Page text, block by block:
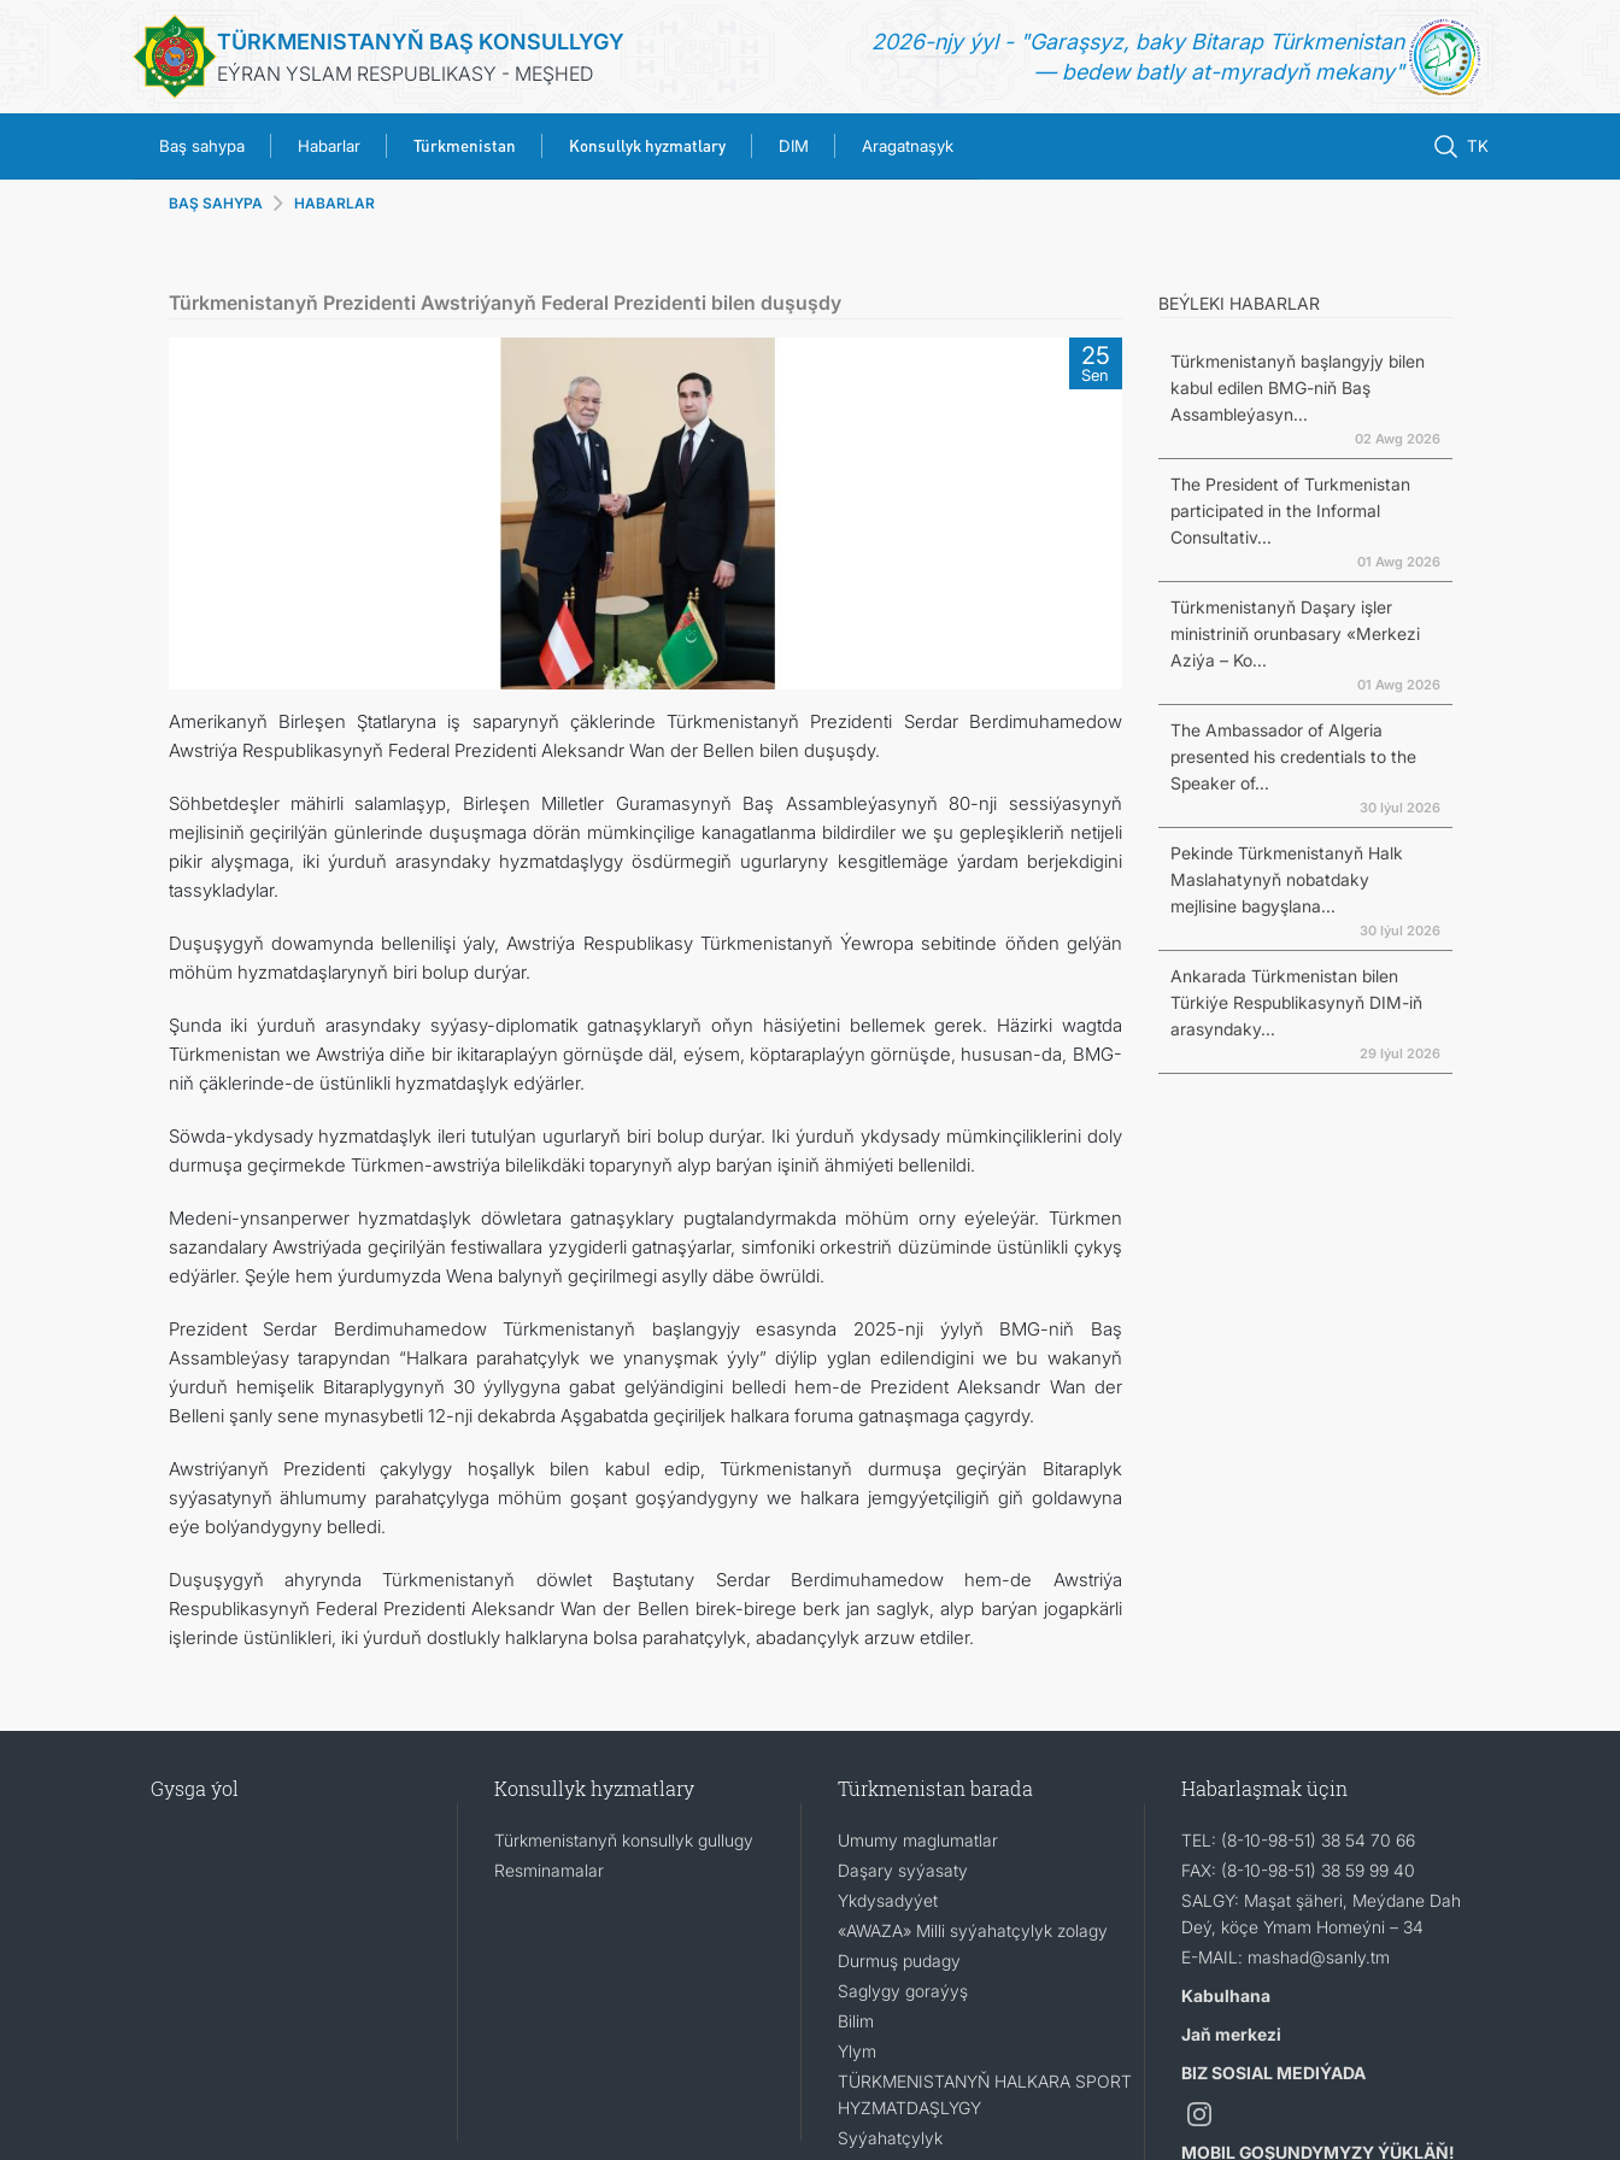
TÜRKMENISTANYŇ BAŞ KONSULLYGY
EÝRAN YSLAM RESPUBLIKASY - MEŞHED
2026-njy ýyl - "Garaşsyz, baky Bitarap Türkmenistan
— bedew batly at-myradyň mekany"
Baş sahypa Habarlar Türkmenistan Konsullyk hyzmatlary DIM Aragatnaşyk TK
TÜRKMENISTAN
KONSULLYK HYZMATLARY
BAŞ SAHYPA HABARLAR
Türkmenistanyň Prezidenti Awstriýanyň Federal Prezidenti bilen duşuşdy
25
Sen
Amerikanyň Birleşen Ştatlaryna iş saparynyň çäklerinde Türkmenistanyň Prezidenti Serdar Berdimuhamedow
Awstriýa Respublikasynyň Federal Prezidenti Aleksandr Wan der Bellen bilen duşuşdy.
Söhbetdeşler mähirli salamlaşyp, Birleşen Milletler Guramasynyň Baş Assambleýasynyň 80-nji sessiýasynyň
mejlisiniň geçirilýän günlerinde duşuşmaga dörän mümkinçilige kanagatlanma bildirdiler we şu gepleşikleriň netijeli
pikir alyşmaga, iki ýurduň arasyndaky hyzmatdaşlygy ösdürmegiň ugurlaryny kesgitlemäge ýardam berjekdigini
tassykladylar.
Duşuşygyň dowamynda bellenilişi ýaly, Awstriýa Respublikasy Türkmenistanyň Ýewropa sebitinde öňden gelýän
möhüm hyzmatdaşlarynyň biri bolup durýar.
Şunda iki ýurduň arasyndaky syýasy-diplomatik gatnaşyklaryň oňyn häsiýetini bellemek gerek. Häzirki wagtda
Türkmenistan we Awstriýa diňe bir ikitaraplaýyn görnüşde däl, eýsem, köptaraplaýyn görnüşde, hususan-da, BMG-
niň çäklerinde-de üstünlikli hyzmatdaşlyk edýärler.
Söwda-ykdysady hyzmatdaşlyk ileri tutulýan ugurlaryň biri bolup durýar. Iki ýurduň ykdysady mümkinçiliklerini doly
durmuşa geçirmekde Türkmen-awstriýa bilelikdäki toparynyň alyp barýan işiniň ähmiýeti bellenildi.
Medeni-ynsanperwer hyzmatdaşlyk döwletara gatnaşyklary pugtalandyrmakda möhüm orny eýeleýär. Türkmen
sazandalary Awstriýada geçirilýän festiwallara yzygiderli gatnaşýarlar, simfoniki orkestriň düzüminde üstünlikli çykyş
edýärler. Şeýle hem ýurdumyzda Wena balynyň geçirilmegi asylly däbe öwrüldi.
Prezident Serdar Berdimuhamedow Türkmenistanyň başlangyjy esasynda 2025-nji ýylyň BMG-niň Baş
Assambleýasy tarapyndan “Halkara parahatçylyk we ynanyşmak ýyly” diýlip yglan edilendigini we bu wakanyň
ýurduň hemişelik Bitaraplygynyň 30 ýyllygyna gabat gelýändigini belledi hem-de Prezident Aleksandr Wan der
Belleni şanly sene mynasybetli 12-nji dekabrda Aşgabatda geçiriljek halkara foruma gatnaşmaga çagyrdy.
Awstriýanyň Prezidenti çakylygy hoşallyk bilen kabul edip, Türkmenistanyň durmuşa geçirýän Bitaraplyk
syýasatynyň ählumumy parahatçylyga möhüm goşant goşýandygyny we halkara jemgyýetçiligiň giň goldawyna
eýe bolýandygyny belledi.
Duşuşygyň ahyrynda Türkmenistanyň döwlet Baştutany Serdar Berdimuhamedow hem-de Awstriýa
Respublikasynyň Federal Prezidenti Aleksandr Wan der Bellen birek-birege berk jan saglyk, alyp barýan jogapkärli
işlerinde üstünlikleri, iki ýurduň dostlukly halklaryna bolsa parahatçylyk, abadançylyk arzuw etdiler.
BEÝLEKI HABARLAR
Türkmenistanyň başlangyjy bilen
kabul edilen BMG-niň Baş
Assambleýasyn...
02 Awg 2026
The President of Turkmenistan
participated in the Informal
Consultativ...
01 Awg 2026
Türkmenistanyň Daşary işler
ministriniň orunbasary «Merkezi
Aziýa – Ko...
01 Awg 2026
The Ambassador of Algeria
presented his credentials to the
Speaker of...
30 Iýul 2026
Pekinde Türkmenistanyň Halk
Maslahatynyň nobatdaky
mejlisine bagyşlana...
30 Iýul 2026
Ankarada Türkmenistan bilen
Türkiýe Respublikasynyň DIM-iň
arasyndaky...
29 Iýul 2026
Gysga ýol Konsullyk hyzmatlary
Türkmenistanyň konsullyk gullugy
Resminamalar
Türkmenistan barada
Umumy maglumatlar
Daşary syýasaty
Ykdysadyýet
«AWAZA» Milli syýahatçylyk zolagy
Durmuş pudagy
Saglygy goraýyş
Bilim
Ylym
TÜRKMENISTANYŇ HALKARA SPORT
HYZMATDAŞLYGY
Syýahatçylyk
Habarlaşmak üçin
TEL: (8-10-98-51) 38 54 70 66
FAX: (8-10-98-51) 38 59 99 40
SALGY: Maşat şäheri, Meýdane Dah
Deý, köçe Ymam Homeýni – 34
E-MAIL: mashad@sanly.tm
Kabulhana
Jaň merkezi
BIZ SOSIAL MEDIÝADA
MOBIL GOŞUNDYMYZY ÝÜKLÄŇ!